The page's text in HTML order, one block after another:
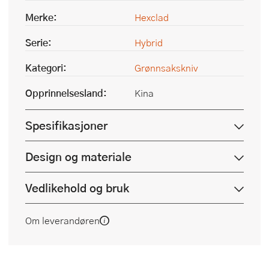
Merke:
Hexclad
Serie:
Hybrid
Kategori:
Grønnsakskniv
Opprinnelsesland:
Kina
Spesifikasjoner
Design og materiale
Vedlikehold og bruk
Om leverandøren